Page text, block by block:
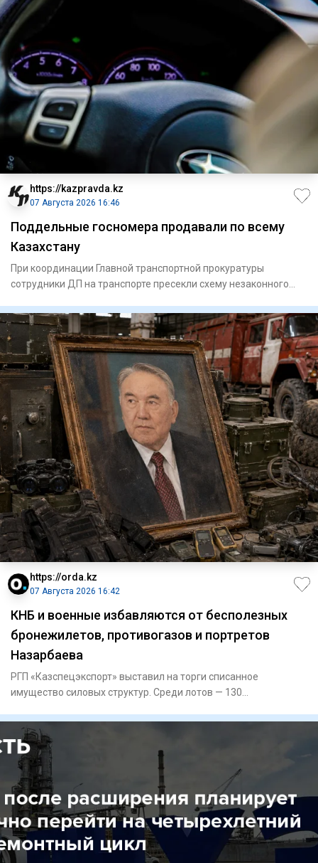
https://kazpravda.kz
07 Августа 2026 16:46
Поддельные госномера продавали по всему
Казахстану
При координации Главной транспортной прокуратуры
сотрудники ДП на транспорте пресекли схему незаконного
https://orda.kz
07 Августа 2026 16:42
КНБ и военные избавляются от бесполезных
бронежилетов, противогазов и портретов
Назарбаева
РГП «Казспецэкспорт» выставил на торги списанное
имущество силовых структур. Среди лотов — 130